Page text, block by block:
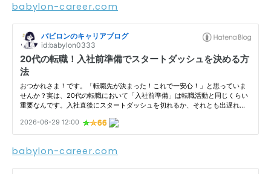
babylon-career.com
babylon-career.com